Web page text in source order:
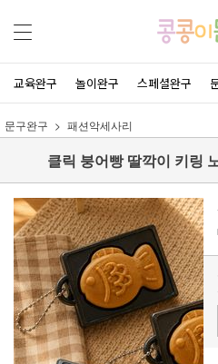
교육완구 놀이완구 스페셜완구
문구완구 패션악세사리
클릭 붕어빵 딸깍이 키링